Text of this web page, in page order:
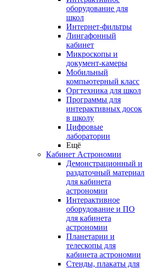
оборудование для
школ
Интернет-фильтры
Лингафонный
кабинет
Микроскопы и
документ-камеры
Мобильный
компьютерный класс
Оргтехника для школ
Программы для
интерактивных досок
в школу
Цифровые
лаборатории
Ещё
Кабинет Астрономии
Демонстрационный и
раздаточный материал
для кабинета
астрономии
Интерактивное
оборудование и ПО
для кабинета
астрономии
Планетарии и
телескопы для
кабинета астрономии
Стенды, плакаты для